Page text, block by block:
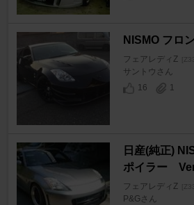
NISMO フロ
フェアレディZ
サントウさん
16
1
日産(純正)
ポイラー
フェアレディZ
P&Gさん